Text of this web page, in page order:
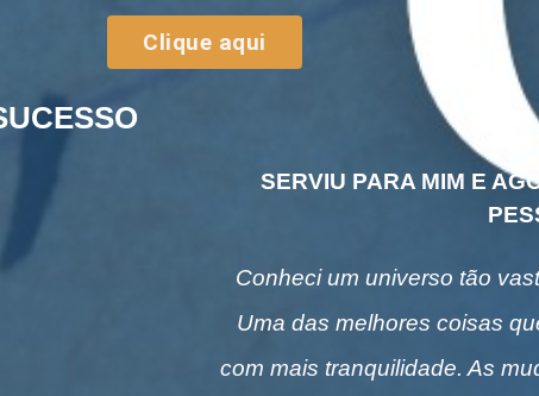
Clique aqui
SERVIU PARA MIM E
Conheci um universo tão
Uma das melhores coisas
com mais tranquilidade. As